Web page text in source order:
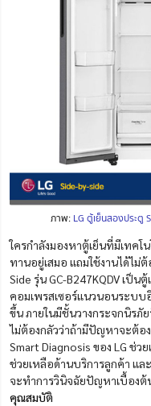
ภาพ: LG ตู้เย็นสองประตู
ใครกำลังมองหาตู้เย็นที่มีเทค
ทานอยู่เสมอ แถมใช้งานได้ไม่ต้
Side รุ่น GC-B247KQDV เป็
คอมเพรสเซอร์แนวนอนระบบ
ขึ้น ภายในมีชั้นวางกระจกนิรภั
ไม่ต้องกลัวว่าถ้ามีปัญหาจะต้อง
Smart Diagnosis ของ LG ช่
ช่วยเหลือด้านบริการลูกค้า แ
จะทำการวินิจฉัยปัญหาเบื้องต้
คุณสมบัติ